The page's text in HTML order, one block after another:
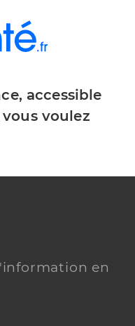
accessible
voulez
en